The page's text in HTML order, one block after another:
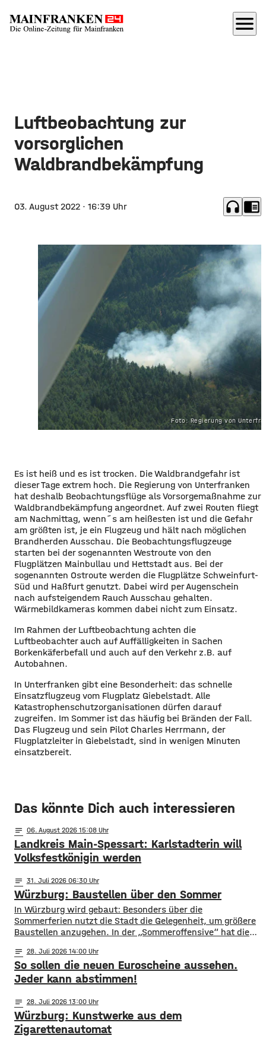
menu
Luftbeobachtung zur
vorsorglichen
Waldbrandbekämpfung
03. August 2022 · 16:39 Uhr headphones chrome_reader_mode
Foto: Regierung von
Es ist heiß und es ist trocken. Die Waldbrandgefahr ist
dieser Tage extrem hoch. Die Regierung von Unterfranken
hat deshalb Beobachtungsflüge als Vorsorgemaßnahme zur
Waldbrandbekämpfung angeordnet. Auf zwei Routen fliegt
am Nachmittag, wenn´s am heißesten ist und die Gefahr
am größten ist, je ein Flugzeug und hält nach möglichen
Brandherden Ausschau. Die Beobachtungsflugzeuge
starten bei der sogenannten Westroute von den
Flugplätzen Mainbullau und Hettstadt aus. Bei der
sogenannten Ostroute werden die Flugplätze Schweinfurt-
Süd und Haßfurt genutzt. Dabei wird per Augenschein
nach aufsteigendem Rauch Ausschau gehalten.
Wärmebildkameras kommen dabei nicht zum Einsatz.
Im Rahmen der Luftbeobachtung achten die
Luftbeobachter auch auf Auffälligkeiten in Sachen
Borkenkäferbefall und auch auf den Verkehr z.B. auf
Autobahnen.
In Unterfranken gibt eine Besonderheit: das schnelle
Einsatzflugzeug vom Flugplatz Giebelstadt. Alle
Katastrophenschutzorganisationen dürfen darauf
zugreifen. Im Sommer ist das häufig bei Bränden der Fall.
Das Flugzeug und sein Pilot Charles Herrmann, der
Flugplatzleiter in Giebelstadt, sind in wenigen Minuten
einsatzbereit.
Das könnte Dich auch interessieren
notes 06. August 2026 15:08
Landkreis Main-Spessart: Karlstadterin will
Volksfestkönigin werden
notes 31. Juli 2026 06:30
Würzburg: Baustellen über den Sommer
​​In Würzburg wird gebaut: Besonders über die
Sommerferien nutzt die Stadt die Gelegenheit, um größere
Baustellen anzugehen. In der „Sommeroffensive“ hat die
anderem die Sperrung der B27-Brücke bekanntgegeben.
Eine Übersicht über alle aktuellen Baustellen findet ihr
hier. ​Sperrung B27-Brücke ​Eine der größten
Einschränkungen wird für Autofahrer die Sperrung der B27-
Brücke über
notes 28. Juli 2026 14:00
So sollen die neuen Euroscheine aussehen.
Jeder kann abstimmen!
notes 28. Juli 2026 13:00
Würzburg: Kunstwerke aus dem
Zigarettenautomat